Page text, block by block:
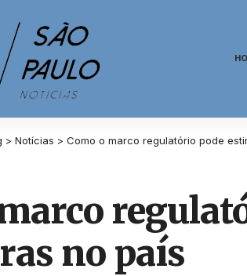
> Notícias > Como o marco regulatório pode
no país